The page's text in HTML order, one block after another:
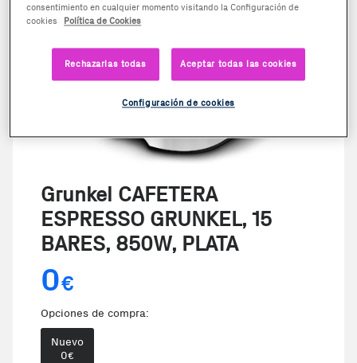
Grunkel CAFETERA
ESPRESSO GRUNKEL, 15
BARES, 850W, PLATA
0€
Opciones de compra:
Nuevo
0€
consentimiento en cualquier momento visitando la Configuración de
cookies
Política de Cookies
Rechazarlas todas Aceptar todas las cookies
Configuración de cookies